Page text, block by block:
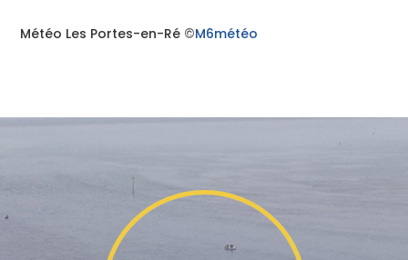
Météo Les Portes-en-Ré ©M6météo